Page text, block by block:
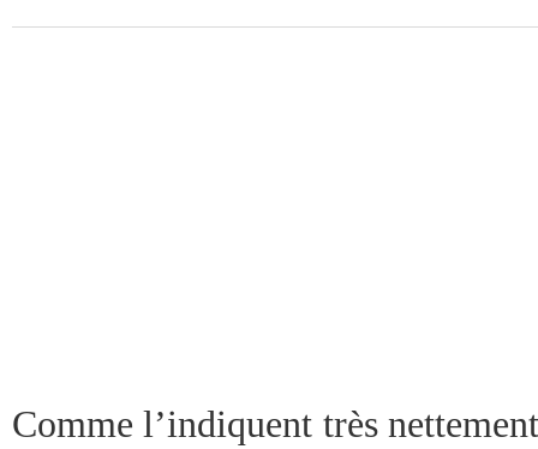
Comme l’indiquent très